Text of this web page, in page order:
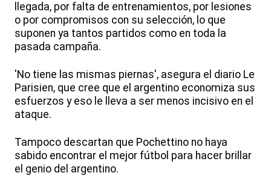
llegada, por falta de entrenamientos, por lesiones
o por compromisos con su selección, lo que
suponen ya tantos partidos como en toda la
pasada campaña.
'No tiene las mismas piernas', asegura el diario Le
Parisien, que cree que el argentino economiza sus
esfuerzos y eso le lleva a ser menos incisivo en el
ataque.
Tampoco descartan que Pochettino no haya
sabido encontrar el mejor fútbol para hacer brillar
el genio del argentino.